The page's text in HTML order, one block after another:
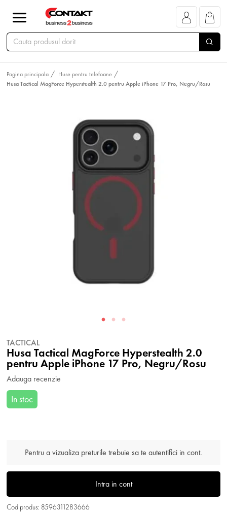
Pagina principala
Huse pentru telefoane
Husa Tactical MagForce Hyperstealth 2.0 pentru Apple iPhone 17 Pro, Negru/Rosu
TACTICAL
Husa Tactical MagForce Hyperstealth 2.0
pentru Apple iPhone 17 Pro, Negru/Rosu
Adauga recenzie
In stoc
Pentru a vizualiza preturile trebuie sa te autentifici in cont.
Intra in cont
Cod produs: 8596311283666